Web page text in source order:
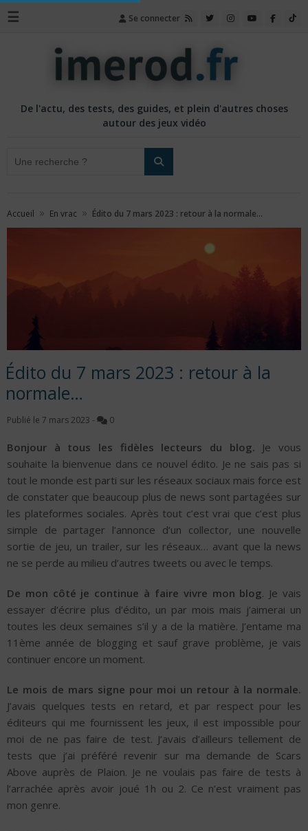
☰ Se connecter
De l'actu, des tests, des guides, et plein d'autres choses
autour des jeux vidéo
Accueil » En vrac » Édito du 7 mars 2023 : retour à la normale…
Édito du 7 mars 2023 : retour à la
normale…
Publié le 7 mars 2023 - 0
Bonjour à tous les fidèles lecteurs du blog. Je vous
souhaite la bienvenue dans ce nouvel édito. Je ne sais pas si
tout le monde est parti sur les réseaux sociaux mais force est
de constater que beaucoup plus de news sont partagées sur
les plateformes sociales. Après tout c’est vrai que c’est plus
simple de partager l’annonce d’un collector, une nouvelle
sortie de jeu, un trailer, sur les réseaux… avant que la news
ne se perde au milieu d’autres tweets ou avec le temps.
De mon côté je continue à faire vivre mon blog. Je vais
essayer d’écrire plus d’édito, un par mois mais j’aimerai un
toutes les deux semaines s’il y a de la matière. J’entame ma
11ème année de blogging et sauf grave problème, je vais
continuer encore un moment.
Le mois de mars signe pour moi un retour à la normale.
J’avais quelques tests en retard, et par respect pour les
éditeurs qui me fournissent les jeux, il est impossible pour
moi de ne pas faire de test. J’avais d’ailleurs tellement de
tests que j’ai préféré revenir sur ma demande de Scars
Above auprès de Plaion. Je ne voulais pas faire de tests à
l’arrachée après avoir joué 1h ou 2. Ce n’est vraiment pas
mon genre.